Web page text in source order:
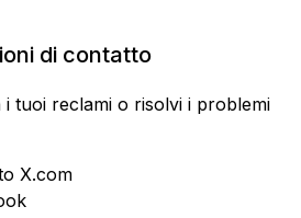
di contatto
i tuoi reclami o risolvi i problemi
X.com